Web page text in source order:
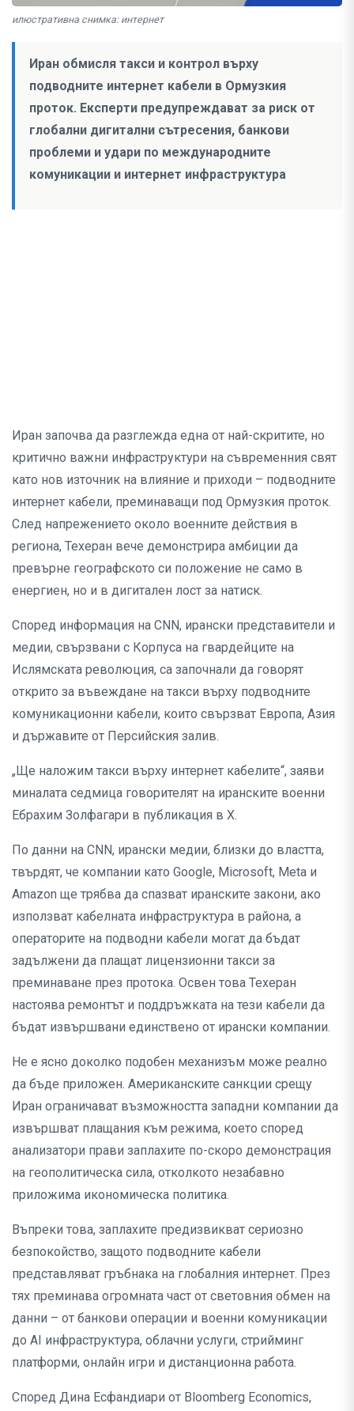
илюстративна снимка: интернет
Иран обмисля такси и контрол върху
подводните интернет кабели в Ормузкия
проток. Експерти предупреждават за риск от
глобални дигитални сътресения, банкови
проблеми и удари по международните
комуникации и интернет инфраструктура
Иран започва да разглежда една от най-скритите, но
критично важни инфраструктури на съвременния свят
като нов източник на влияние и приходи – подводните
интернет кабели, преминаващи под Ормузкия проток.
След напрежението около военните действия в
региона, Техеран вече демонстрира амбиции да
превърне географското си положение не само в
енергиен, но и в дигитален лост за натиск.
Според информация на CNN, ирански представители и
медии, свързвани с Корпуса на гвардейците на
Ислямската революция, са започнали да говорят
открито за въвеждане на такси върху подводните
комуникационни кабели, които свързват Европа, Азия
и държавите от Персийския залив.
„Ще наложим такси върху интернет кабелите“, заяви
миналата седмица говорителят на иранските военни
Ебрахим Золфагари в публикация в X.
По данни на CNN, ирански медии, близки до властта,
твърдят, че компании като Google, Microsoft, Meta и
Amazon ще трябва да спазват иранските закони, ако
използват кабелната инфраструктура в района, а
операторите на подводни кабели могат да бъдат
задължени да плащат лицензионни такси за
преминаване през протока. Освен това Техеран
настоява ремонтът и поддръжката на тези кабели да
бъдат извършвани единствено от ирански компании.
Не е ясно доколко подобен механизъм може реално
да бъде приложен. Американските санкции срещу
Иран ограничават възможността западни компании да
извършват плащания към режима, което според
анализатори прави заплахите по-скоро демонстрация
на геополитическа сила, отколкото незабавно
приложима икономическа политика.
Въпреки това, заплахите предизвикват сериозно
безпокойство, защото подводните кабели
представляват гръбнака на глобалния интернет. През
тях преминава огромната част от световния обмен на
данни – от банкови операции и военни комуникации
до AI инфраструктура, облачни услуги, стрийминг
платформи, онлайн игри и дистанционна работа.
Според Дина Есфандиари от Bloomberg Economics,